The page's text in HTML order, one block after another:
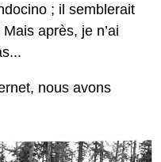
; il semblerait
après, je n’ai
nous avons